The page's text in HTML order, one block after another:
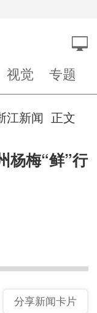
视觉 专题
江新闻 正文
杨梅“鲜”行
分享新闻卡片